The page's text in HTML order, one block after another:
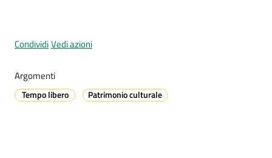
l
e
CondividiVedi azioni
Argomenti
Tempo libero Patrimonio culturale